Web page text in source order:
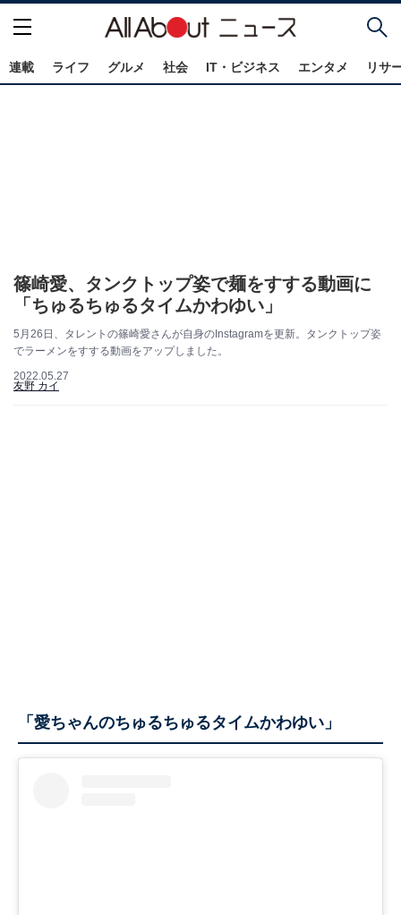
連載 ライフ グルメ 社会 IT・ビジネス エンタメ リサ
篠崎愛、タンクトップ姿で麺をすする動画に
「ちゅるちゅるタイムかわゆい」
5月26日、タレントの篠崎愛さんが自身のInstagramを更新。タンクトップ姿
でラーメンをすする動画をアップしました。
2022.05.27
友野 カイ
「愛ちゃんのちゅるちゅるタイムかわゆい」